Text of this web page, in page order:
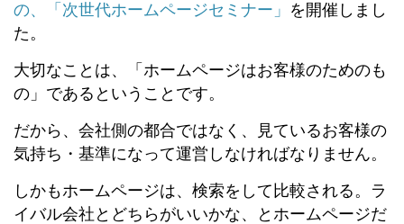
の、「次世代ホームページセミナー」 を開催しまし
た。
大切なことは、「ホームページはお客様のためのも
の」であるということです。
だから、会社側の都合ではなく、見ているお客様の
気持ち・基準になって運営しなければなりません。
しかもホームページは、検索をして比較される。ラ
イバル会社とどちらがいいかな、とホームページだ